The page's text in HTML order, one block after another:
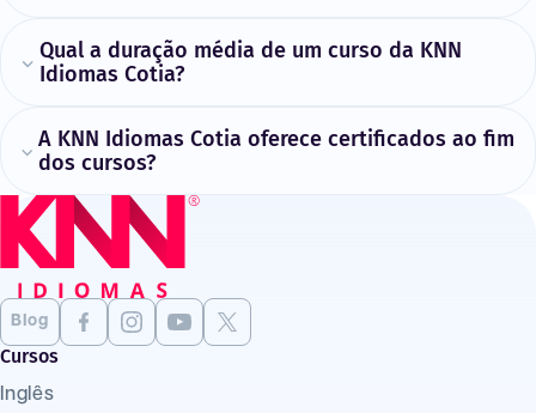
Qual a duração média de um curso da KNN
Idiomas Cotia?
A KNN Idiomas Cotia oferece certificados ao fim
dos cursos?
Blog
Cursos
Inglês